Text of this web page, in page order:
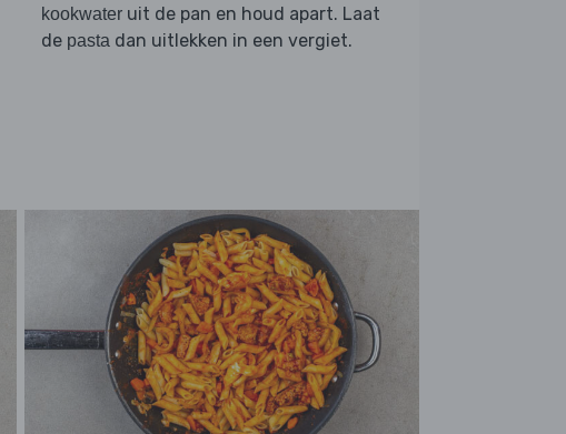
kookwater uit de pan en houd apart. Laat
de pasta dan uitlekken in een vergiet.